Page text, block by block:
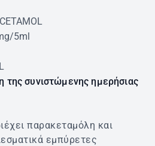
παρακεταμόλη και
εμπύρετες
5ml
της συνιστώμενης ημερήσιας